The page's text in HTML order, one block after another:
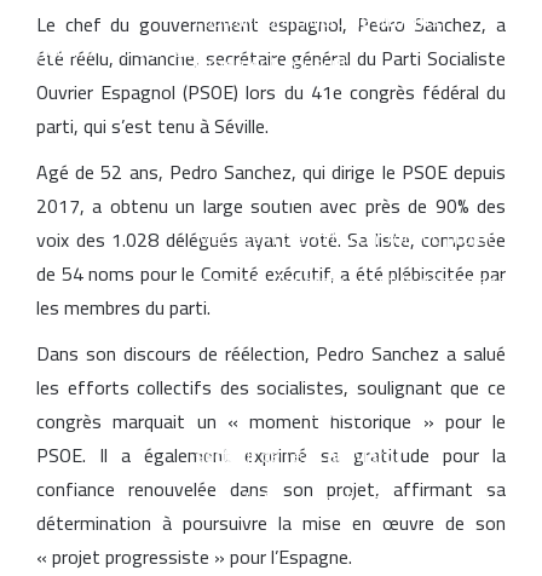
Jeudi, Août 6 2026
capital d’un milliard de dirhams,
largement souscrite
Samsung enregistre un nouveau record
smartphones pliables
Managem prend le contrôle du projet
gazier de Tendrara avant le démarrage
de la production
L’Allemagne accorde un prêt de 66
millions d’euros pour moderniser le
secteur de l’eau au Maroc
Renault Maroc renforce son leadership
industriel avec 200.000 véhicules
Le chef du gouvernement espagnol, Pedro Sanchez, a
été réélu, dimanche, secrétaire général du Parti Socialiste
Ouvrier Espagnol (PSOE) lors du 41e congrès fédéral du
parti, qui s’est tenu à Séville.
Agé de 52 ans, Pedro Sanchez, qui dirige le PSOE depuis
2017, a obtenu un large soutien avec près de 90% des
voix des 1.028 délégués ayant voté. Sa liste, composée
de 54 noms pour le Comité exécutif, a été plébiscitée par
les membres du parti.
Dans son discours de réélection, Pedro Sanchez a salué
les efforts collectifs des socialistes, soulignant que ce
congrès marquait un « moment historique » pour le
PSOE. Il a également exprimé sa gratitude pour la
confiance renouvelée dans son projet, affirmant sa
détermination à poursuivre la mise en œuvre de son
« projet progressiste » pour l’Espagne.